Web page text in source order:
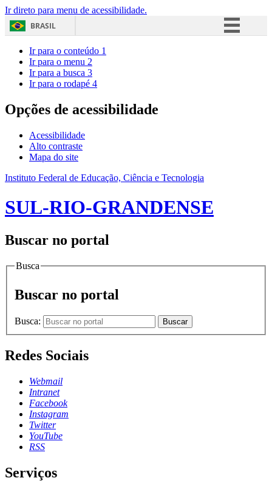
Ir direto para menu de acessibilidade.
BRASIL
Acesso à informação
Ir para o conteúdo 1
Ir para o menu 2
Ir para a busca 3
Ir para o rodapé 4
Opções de acessibilidade
Acessibilidade
Alto contraste
Mapa do site
Instituto Federal de Educação, Ciência e Tecnologia
SUL-RIO-GRANDENSE
Buscar no portal
Busca
Buscar no portal
Busca: Buscar
Redes Sociais
Webmail
Intranet
Facebook
Instagram
Twitter
YouTube
RSS
Serviços